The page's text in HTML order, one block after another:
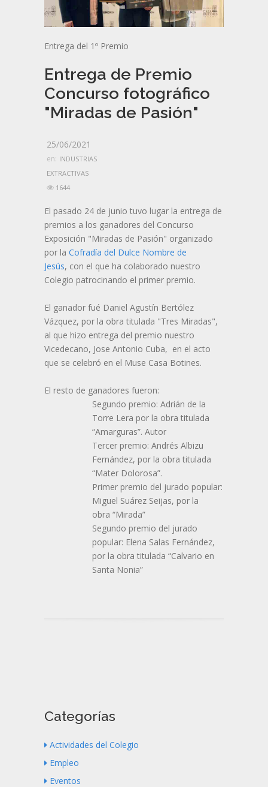
Entrega del 1º Premio
Entrega de Premio
Concurso fotográfico
"Miradas de Pasión"
25/06/2021
en: INDUSTRIAS
EXTRACTIVAS
1644
El pasado 24 de junio tuvo lugar la entrega de
premios a los ganadores del Concurso
Exposición "Miradas de Pasión" organizado
por la Cofradía del Dulce Nombre de
Jesús, con el que ha colaborado nuestro
Colegio patrocinando el primer premio.
El ganador fué Daniel Agustín Bertólez
Vázquez, por la obra titulada "Tres Miradas",
al que hizo entrega del premio nuestro
Vicedecano, Jose Antonio Cuba, en el acto
que se celebró en el Muse Casa Botines.
El resto de ganadores fueron:
Segundo premio: Adrián de la
Torre Lera por la obra titulada
“Amarguras”. Autor
Tercer premio: Andrés Albizu
Fernández, por la obra titulada
“Mater Dolorosa”.
Primer premio del jurado popular:
Miguel Suárez Seijas, por la
obra “Mirada”
Segundo premio del jurado
popular: Elena Salas Fernández,
por la obra titulada “Calvario en
Santa Nonia”
Categorías
Actividades del Colegio
Empleo
Eventos